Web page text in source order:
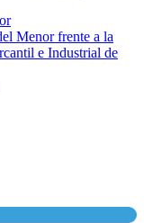
Menor frente a la
e Industrial de